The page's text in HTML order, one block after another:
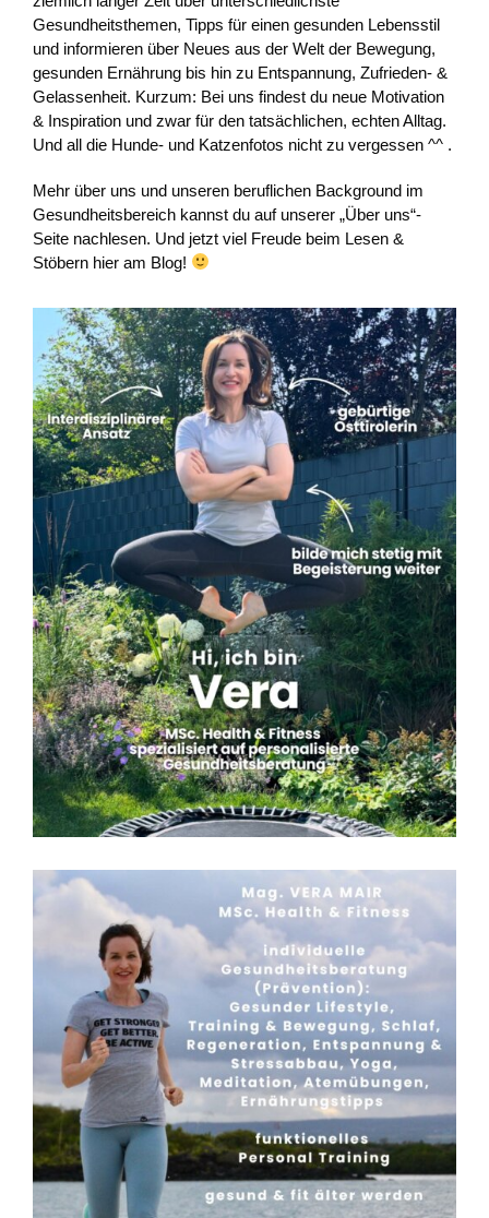
Gesundheitsthemen, Tipps für einen gesunden Lebensstil
und informieren über Neues aus der Welt der Bewegung,
gesunden Ernährung bis hin zu Entspannung, Zufrieden- &
Gelassenheit. Kurzum: Bei uns findest du neue Motivation
& Inspiration und zwar für den tatsächlichen, echten Alltag.
Und all die Hunde- und Katzenfotos nicht zu vergessen ^^ .
Mehr über uns und unseren beruflichen Background im
Gesundheitsbereich kannst du auf unserer „Über uns“-
Seite nachlesen. Und jetzt viel Freude beim Lesen &
Stöbern hier am Blog!